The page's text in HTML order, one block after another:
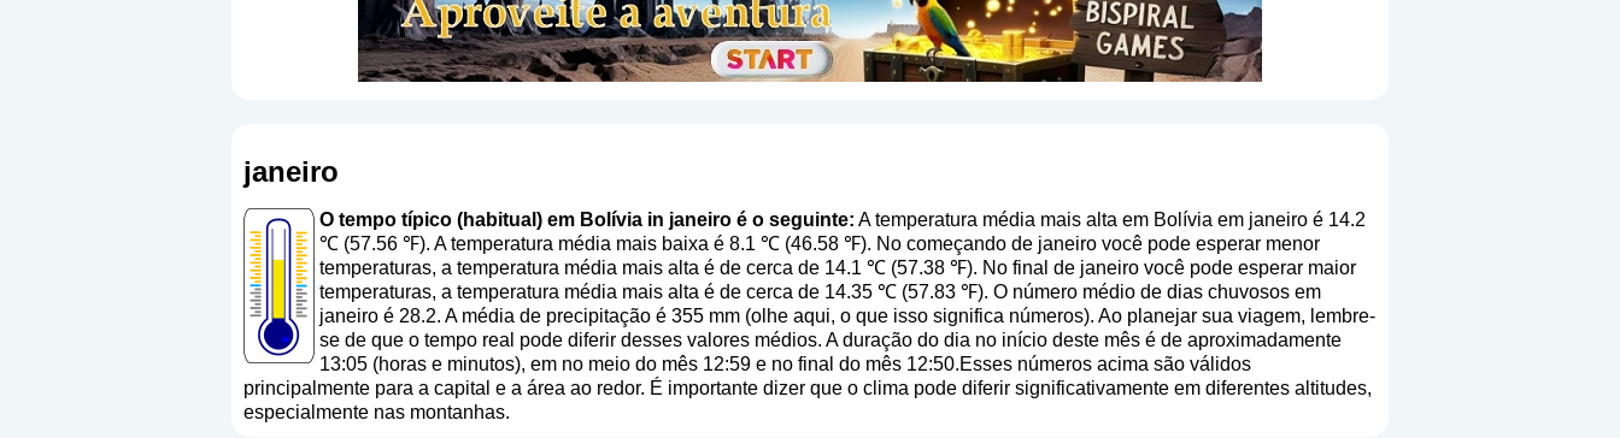
janeiro
O tempo típico (habitual) em Bolívia in janeiro é o seguinte: A temperatura média mais alta em Bolívia em janeiro é 14.2
℃ (57.56 ℉). A temperatura média mais baixa é 8.1 ℃ (46.58 ℉). No começando de janeiro você pode esperar menor
temperaturas, a temperatura média mais alta é de cerca de 14.1 ℃ (57.38 ℉). No final de janeiro você pode esperar maior
temperaturas, a temperatura média mais alta é de cerca de 14.35 ℃ (57.83 ℉). O número médio de dias chuvosos em
janeiro é 28.2. A média de precipitação é 355 mm (olhe aqui, o que isso significa números). Ao planejar sua viagem, lembre-
se de que o tempo real pode diferir desses valores médios. A duração do dia no início deste mês é de aproximadamente
13:05 (horas e minutos), em no meio do mês 12:59 e no final do mês 12:50.Esses números acima são válidos
principalmente para a capital e a área ao redor. É importante dizer que o clima pode diferir significativamente em diferentes altitudes,
especialmente nas montanhas.